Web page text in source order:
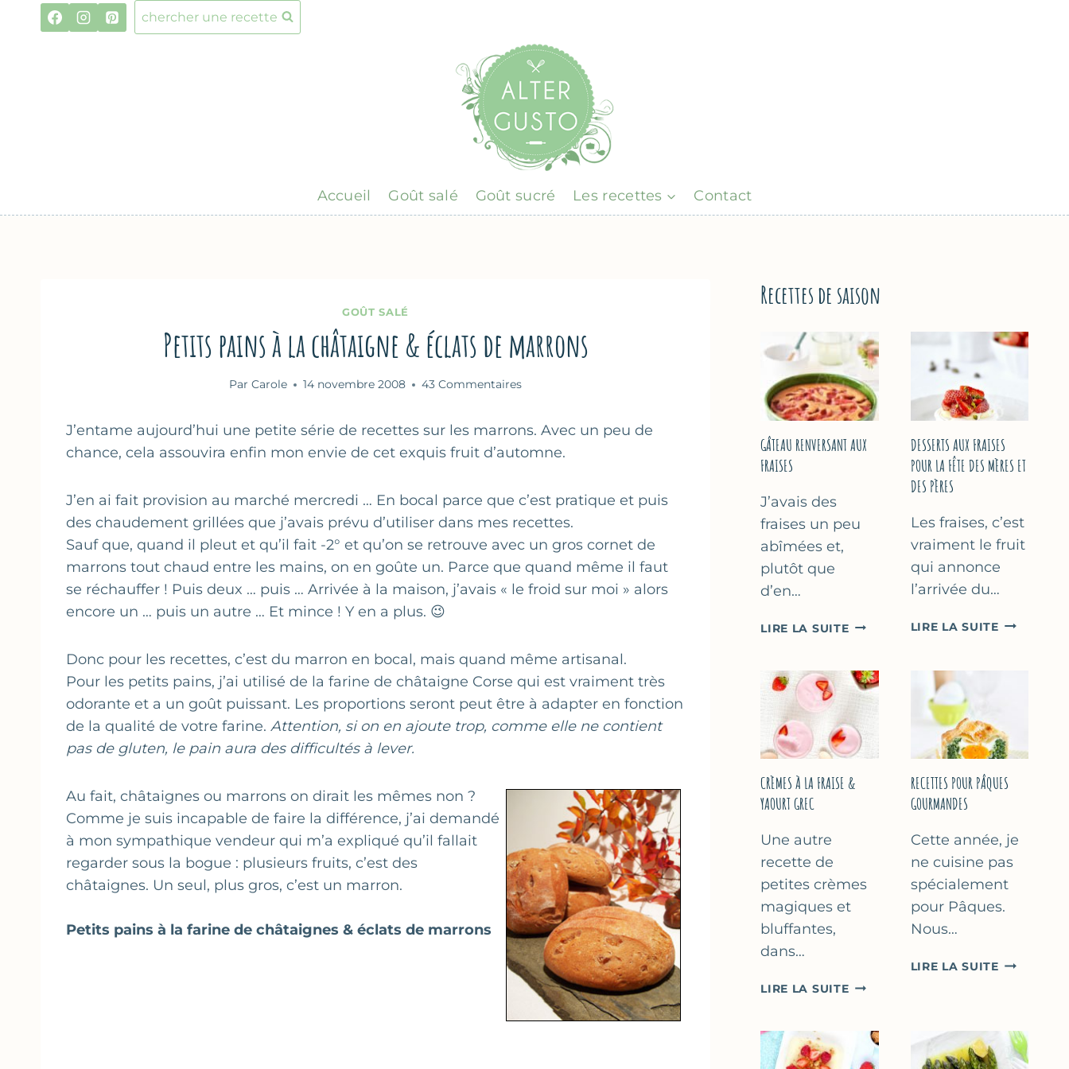
chercher une recette
Accueil Goût salé Goût sucré Les recettes Contact
GOÛT SALÉ
Petits pains à la châtaigne & éclats de marrons
Par Carole 14 novembre 2008 43 Commentaires
J’entame aujourd’hui une petite série de recettes sur les marrons. Avec un peu de
chance, cela assouvira enfin mon envie de cet exquis fruit d’automne.
J’en ai fait provision au marché mercredi … En bocal parce que c’est pratique et puis
des chaudement grillées que j’avais prévu d’utiliser dans mes recettes.
Sauf que, quand il pleut et qu’il fait -2° et qu’on se retrouve avec un gros cornet de
marrons tout chaud entre les mains, on en goûte un. Parce que quand même il faut
se réchauffer ! Puis deux … puis … Arrivée à la maison, j’avais « le froid sur moi » alors
encore un … puis un autre … Et mince ! Y en a plus. 😉
Donc pour les recettes, c’est du marron en bocal, mais quand même artisanal.
Pour les petits pains, j’ai utilisé de la farine de châtaigne Corse qui est vraiment très
odorante et a un goût puissant. Les proportions seront peut être à adapter en fonction
de la qualité de votre farine. Attention, si on en ajoute trop, comme elle ne contient
pas de gluten, le pain aura des difficultés à lever.
Au fait, châtaignes ou marrons on dirait les mêmes non ?
Comme je suis incapable de faire la différence, j’ai demandé
à mon sympathique vendeur qui m’a expliqué qu’il fallait
regarder sous la bogue : plusieurs fruits, c’est des
châtaignes. Un seul, plus gros, c’est un marron.
Petits pains à la farine de châtaignes & éclats de marrons
Recettes de saison
GÂTEAU RENVERSANT AUX
FRAISES
J’avais des
fraises un peu
abîmées et,
plutôt que
d’en…
LIRE LA SUITEGÂTEAU
FRAISES
DESSERTS AUX FRAISES
POUR LA FÊTE DES MÈRES ET
DES PÈRES
Les fraises, c’est
vraiment le fruit
qui annonce
l’arrivée du…
LIRE LA SUITEDESSERTS
DES
MÈRES
DES
CRÈMES À LA FRAISE &
YAOURT GREC
Une autre
recette de
petites crèmes
magiques et
bluffantes,
dans…
LIRE LA SUITECRÈMES
FRAISE
RECETTES POUR PÂQUES
GOURMANDES
Cette année, je
ne cuisine pas
spécialement
pour Pâques.
Nous…
LIRE LA SUITERECETTES